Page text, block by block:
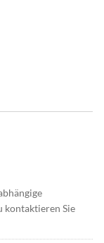
kontaktieren Sie